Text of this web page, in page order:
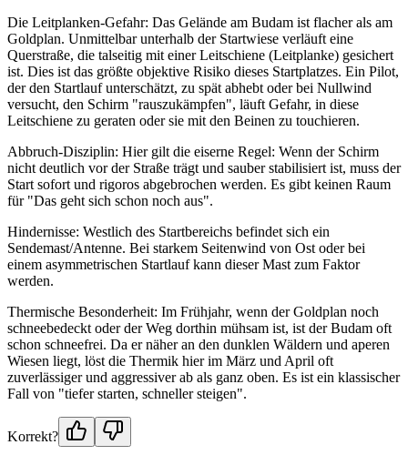
Die Leitplanken-Gefahr: Das Gelände am Budam ist flacher als am
Goldplan. Unmittelbar unterhalb der Startwiese verläuft eine
Querstraße, die talseitig mit einer Leitschiene (Leitplanke) gesichert
ist. Dies ist das größte objektive Risiko dieses Startplatzes. Ein Pilot,
der den Startlauf unterschätzt, zu spät abhebt oder bei Nullwind
versucht, den Schirm "rauszukämpfen", läuft Gefahr, in diese
Leitschiene zu geraten oder sie mit den Beinen zu touchieren.
Abbruch-Disziplin: Hier gilt die eiserne Regel: Wenn der Schirm
nicht deutlich vor der Straße trägt und sauber stabilisiert ist, muss der
Start sofort und rigoros abgebrochen werden. Es gibt keinen Raum
für "Das geht sich schon noch aus".
Hindernisse: Westlich des Startbereichs befindet sich ein
Sendemast/Antenne. Bei starkem Seitenwind von Ost oder bei
einem asymmetrischen Startlauf kann dieser Mast zum Faktor
werden.
Thermische Besonderheit: Im Frühjahr, wenn der Goldplan noch
schneebedeckt oder der Weg dorthin mühsam ist, ist der Budam oft
schon schneefrei. Da er näher an den dunklen Wäldern und aperen
Wiesen liegt, löst die Thermik hier im März und April oft
zuverlässiger und aggressiver ab als ganz oben. Es ist ein klassischer
Fall von "tiefer starten, schneller steigen".
Korrekt?